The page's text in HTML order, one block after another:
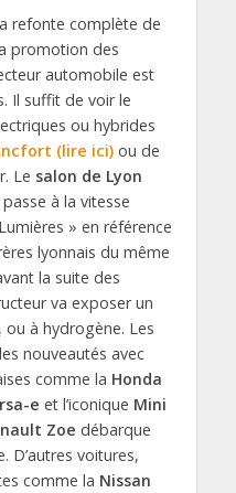
refonte complète de
promotion des
automobile est
Il suffit de voir le
ou hybrides
(lire ici)ou de
Le salon de Lyon
à la vitesse
» en référence
lyonnais du même
la suite des
va exposer un
à hydrogène. Les
nouveautés avec
comme la Honda
e et l’iconique Mini
Zoe débarque
D’autres voitures,
comme la Nissan